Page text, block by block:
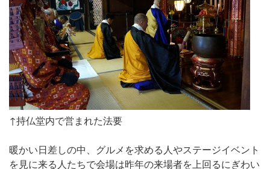
↑持仏堂内で営まれた法要
暖かい日差しの中、グルメを求める人やステージイベント
を見に来る人たちで会場は昨年の来場者を上回るにぎわい